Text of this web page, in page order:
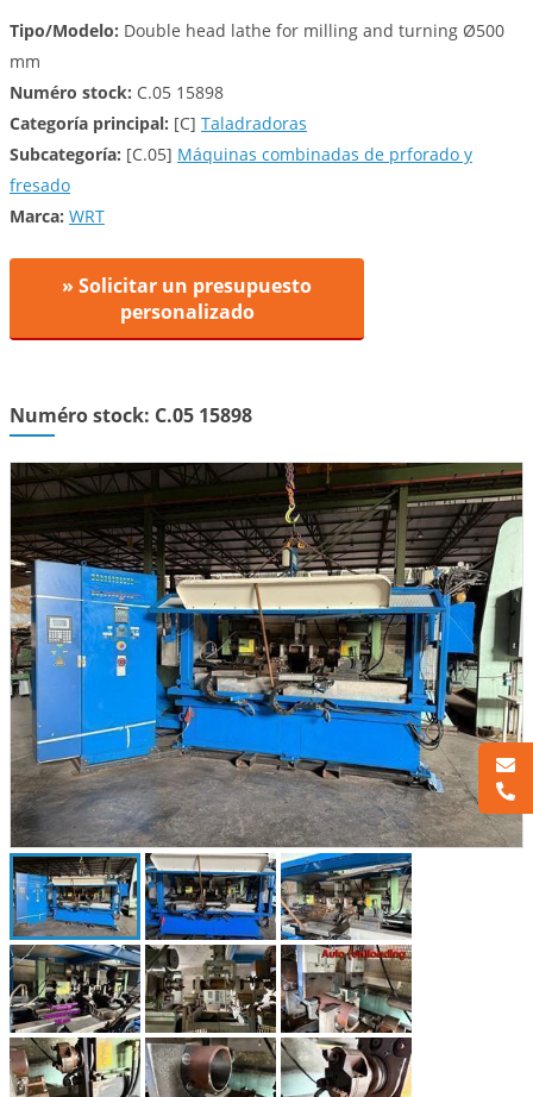
Tipo/Modelo: Double head lathe for milling and turning Ø500
mm
Numéro stock: C.05 15898
Categoría principal: [C] Taladradoras
Subcategoría: [C.05] Máquinas combinadas de prforado y
fresado
Marca: WRT
» Solicitar un presupuesto
personalizado
Numéro stock: C.05 15898